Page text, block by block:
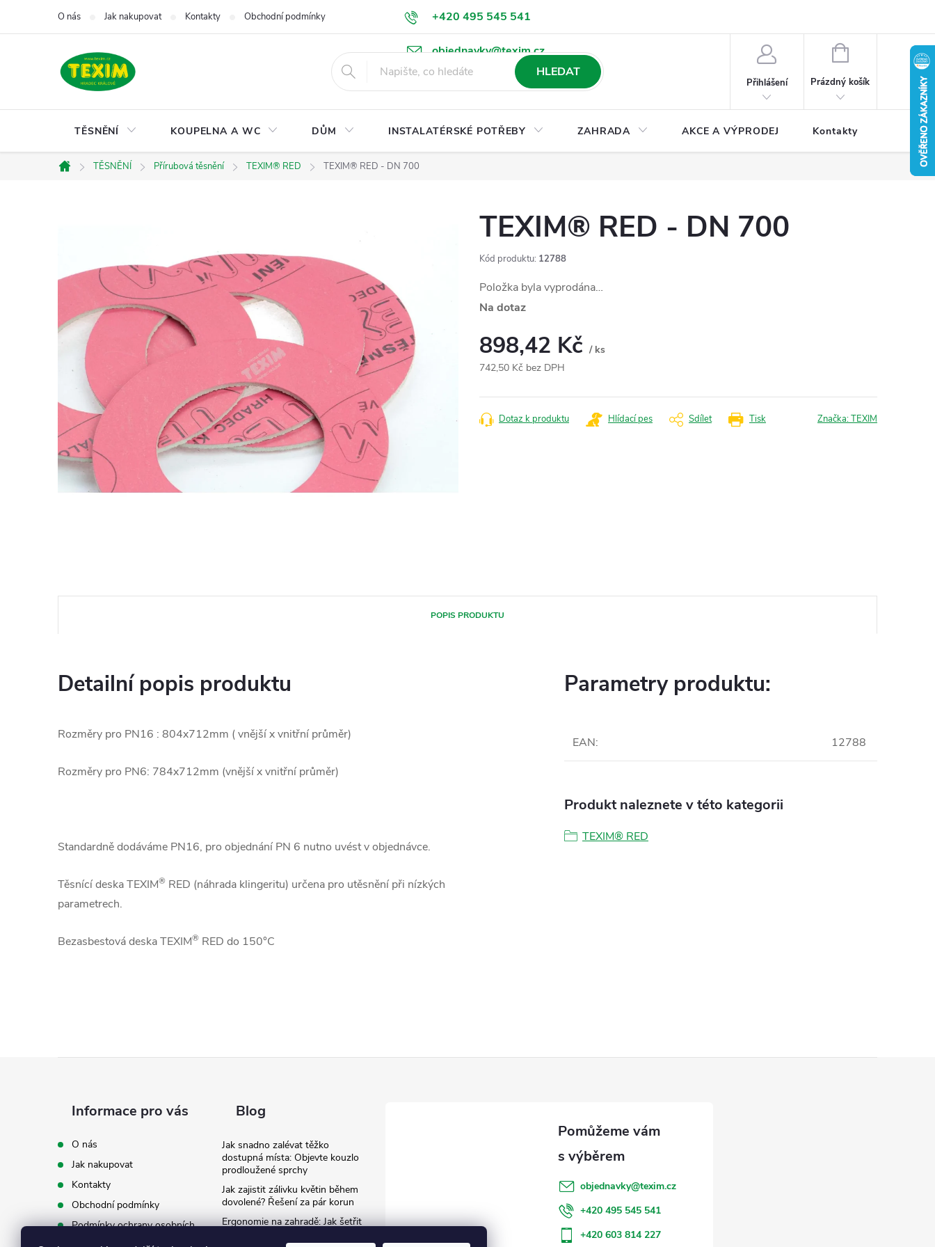
+420 495 545 541
objednavky@texim.cz
O nás Jak nakupovat Kontakty Obchodní podmínky Podmínky ochrany osobních údajů Ke stažení
HLEDAT
Přihlášení
NÁKUPNÍ
Prázdný košík
TĚSNĚNÍ KOUPELNA A WC DŮM INSTALATÉRSKÉ POTŘEBY ZAHRADA AKCE A VÝPRODEJ Kontakty
Domů
TĚSNĚNÍ Přírubová těsnění TEXIM® RED TEXIM® RED - DN 700
TEXIM® RED - DN 700
Kód produktu: 12788
Položka byla vyprodána…
Na dotaz
898,42 Kč / ks
742,50 Kč bez DPH
cena:
Tisk
Dotaz k produktu Hlídací pes Sdílet Značka:TEXIM
POPIS PRODUKTU
Detailní popis produktu
Rozměry pro PN16 : 804x712mm ( vnější x vnitřní průměr)
Rozměry pro PN6: 784x712mm (vnější x vnitřní průměr)
Standardně dodáváme PN16, pro objednání PN 6 nutno uvést v objednávce.
Těsnící deska TEXIM® RED (náhrada klingeritu) určena pro utěsnění při nízkých
parametrech.
Bezasbestová deska TEXIM® RED do 150°C
Parametry produktu:
EAN: 12788
Produkt naleznete v této kategorii
TEXIM® RED
Informace pro vás
O nás
Jak nakupovat
Kontakty
Obchodní podmínky
Podmínky ochrany osobních
Blog
Jak snadno zalévat těžko
dostupná místa: Objevte kouzlo
prodloužené sprchy
Jak zajistit zálivku květin během
dovolené? Řešení za pár korun
Ergonomie na zahradě: Jak šetřit
objednavky@texim.cz
+420 495 545 541
+420 603 814 227